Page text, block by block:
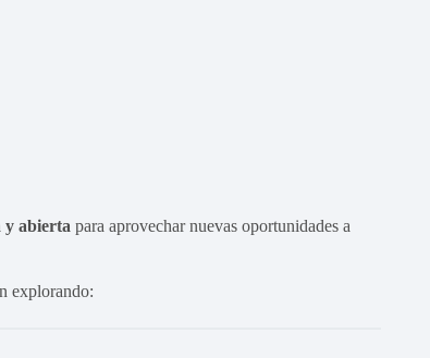
y abierta para aprovechar nuevas oportunidades a
explorando: